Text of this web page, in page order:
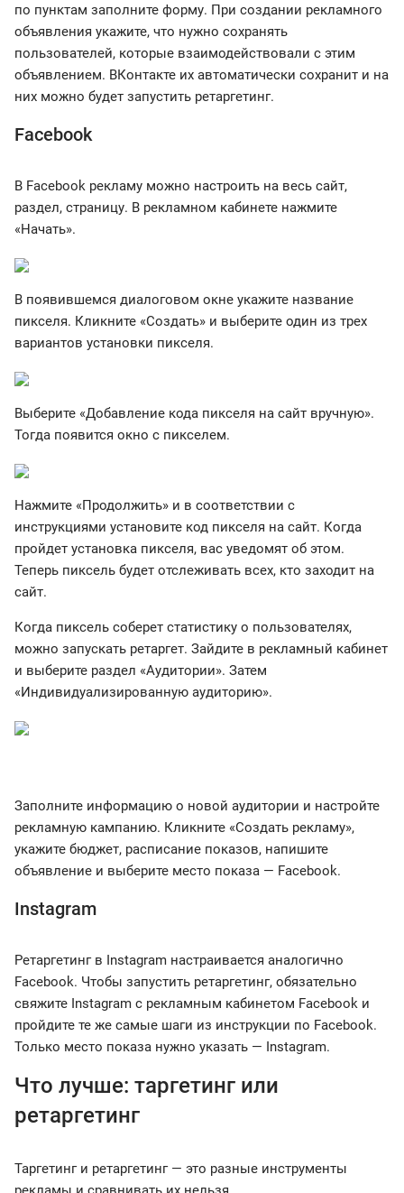
по пунктам заполните форму. При создании рекламного
объявления укажите, что нужно сохранять
пользователей, которые взаимодействовали с этим
объявлением. ВКонтакте их автоматически сохранит и на
них можно будет запустить ретаргетинг.
Facebook
В Facebook рекламу можно настроить на весь сайт,
раздел, страницу. В рекламном кабинете нажмите
«Начать».
В появившемся диалоговом окне укажите название
пикселя. Кликните «Создать» и выберите один из трех
вариантов установки пикселя.
Выберите «Добавление кода пикселя на сайт вручную».
Тогда появится окно с пикселем.
Нажмите «Продолжить» и в соответствии с
инструкциями установите код пикселя на сайт. Когда
пройдет установка пикселя, вас уведомят об этом.
Теперь пиксель будет отслеживать всех, кто заходит на
сайт.
Когда пиксель соберет статистику о пользователях,
можно запускать ретаргет. Зайдите в рекламный кабинет
и выберите раздел «Аудитории». Затем
«Индивидуализированную аудиторию».
Заполните информацию о новой аудитории и настройте
рекламную кампанию. Кликните «Создать рекламу»,
укажите бюджет, расписание показов, напишите
объявление и выберите место показа — Facebook.
Instagram
Ретаргетинг в Instagram настраивается аналогично
Facebook. Чтобы запустить ретаргетинг, обязательно
свяжите Instagram с рекламным кабинетом Facebook и
пройдите те же самые шаги из инструкции по Facebook.
Только место показа нужно указать — Instagram.
Что лучше: таргетинг или
ретаргетинг
Таргетинг и ретаргетинг — это разные инструменты